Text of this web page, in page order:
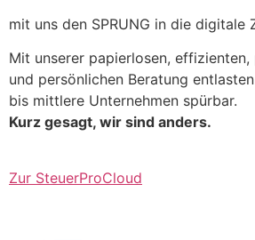
mit uns den SPRUNG in die digitale
Mit unserer papierlosen,
und persönlichen Beratung
bis mittlere Unternehmen spürbar.
Kurz gesagt, wir sind anders.
Zur SteuerProCloud